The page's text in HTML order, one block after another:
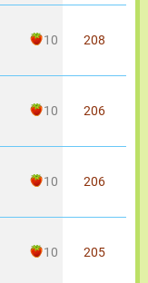
10 208
10 206
10 206
10 205